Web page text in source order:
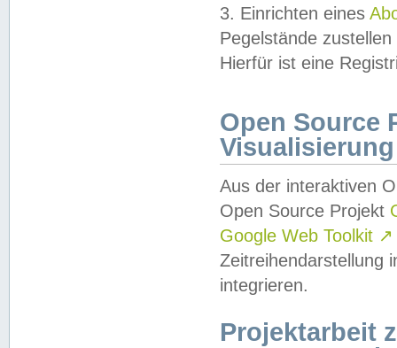
3. Einrichten eines
Pegelstände
Hierfür ist eine
Open Source
Visualisierung
Aus der interaktiven
Open Source Projekt
Google Web Toolkit ↗
Zeitreihendarstellung
integrieren.
Projektarbeit